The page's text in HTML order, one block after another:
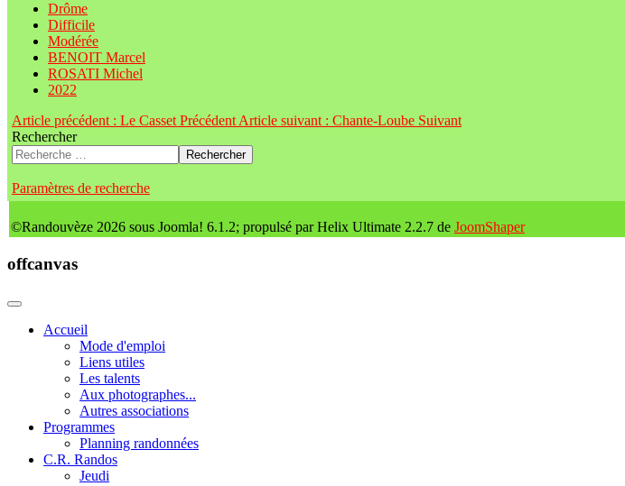
Drôme
Difficile
Modérée
BENOIT Marcel
ROSATI Michel
2022
Article précédent : Le Casset Précédent Article suivant : Chante-Loube Suivant
Rechercher
Rechercher
Paramètres de recherche
©Randouvèze 2026 sous Joomla! 6.1.2; propulsé par Helix Ultimate 2.2.7 de JoomShaper
offcanvas
Accueil
Mode d'emploi
Liens utiles
Les talents
Aux photographes...
Autres associations
Programmes
Planning randonnées
C.R. Randos
Jeudi